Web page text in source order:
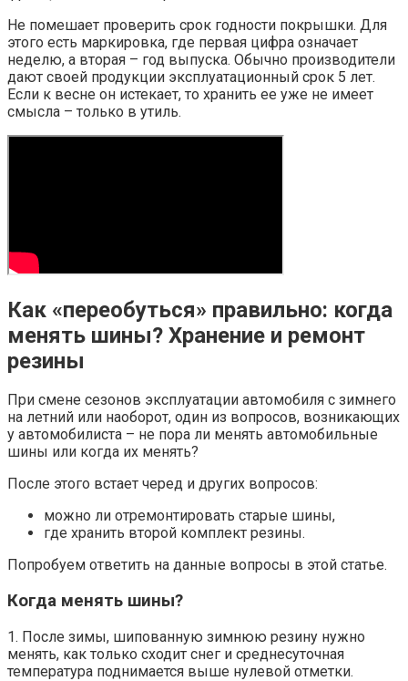
Не помешает проверить срок годности покрышки. Для
этого есть маркировка, где первая цифра означает
неделю, а вторая – год выпуска. Обычно производители
дают своей продукции эксплуатационный срок 5 лет.
Если к весне он истекает, то хранить ее уже не имеет
смысла – только в утиль.
Как «переобуться» правильно: когда
менять шины? Хранение и ремонт
резины
При смене сезонов эксплуатации автомобиля с зимнего
на летний или наоборот, один из вопросов, возникающих
у автомобилиста – не пора ли менять автомобильные
шины или когда их менять?
После этого встает черед и других вопросов:
можно ли отремонтировать старые шины,
где хранить второй комплект резины.
Попробуем ответить на данные вопросы в этой статье.
Когда менять шины?
1. После зимы, шипованную зимнюю резину нужно
менять, как только сходит снег и среднесуточная
температура поднимается выше нулевой отметки.